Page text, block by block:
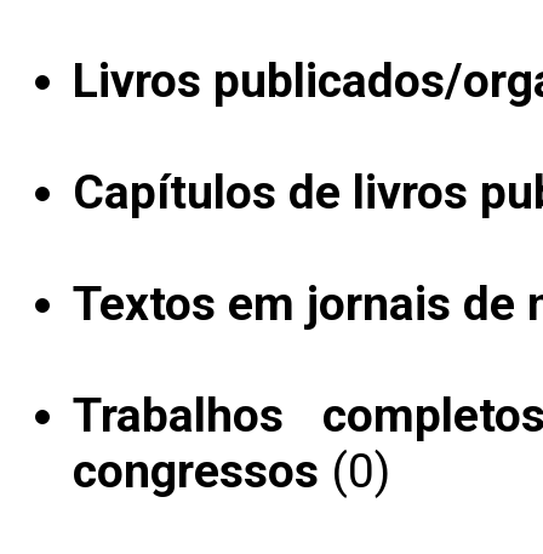
Livros publicados/
Capítulos de livros
Textos em jornais
Trabalhos
congressos (0)